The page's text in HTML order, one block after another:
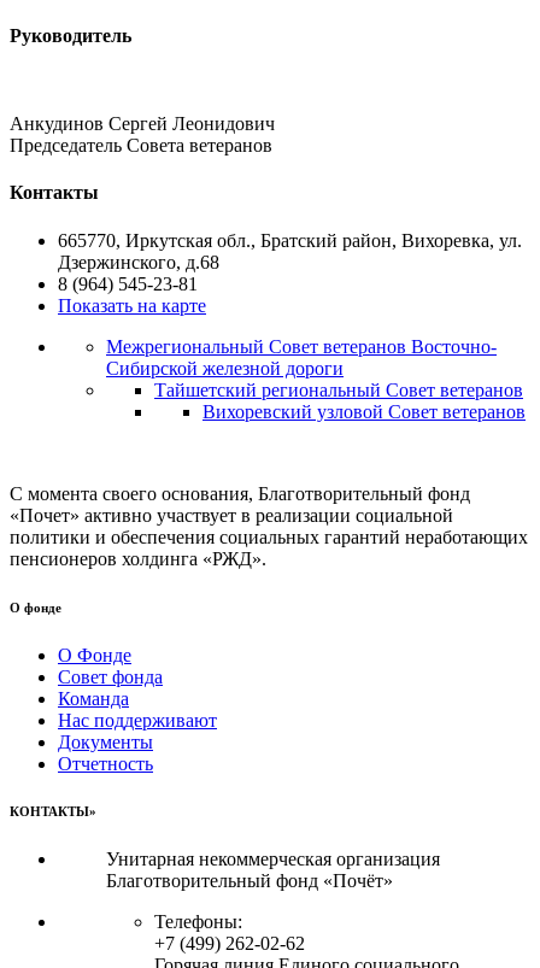
Руководитель
Анкудинов Сергей Леонидович
Председатель Совета ветеранов
Контакты
665770, Иркутская обл., Братский район, Вихоревка, ул.
Дзержинского, д.68
8 (964) 545-23-81
Показать на карте
Межрегиональный Совет ветеранов Восточно-
Сибирской железной дороги
Тайшетский региональный Совет ветеранов
Вихоревский узловой Совет ветеранов
С момента своего основания, Благотворительный фонд
«Почет» активно участвует в реализации социальной
политики и обеспечения социальных гарантий неработающих
пенсионеров холдинга «РЖД».
О фонде
О Фонде
Совет фонда
Команда
Нас поддерживают
Документы
Отчетность
КОНТАКТЫ»
Унитарная некоммерческая организация
Благотворительный фонд «Почёт»
Телефоны:
+7 (499) 262-02-62